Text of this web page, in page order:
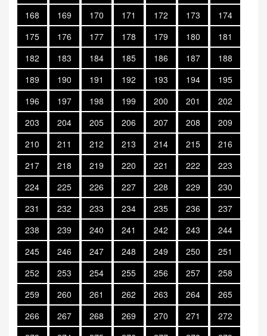
168
169 170 171 172 173
174
175
176 177 178 179 180
181
182
183 184 185 186 187
188
189
190 191 192 193 194
195
196
197 198 199 200 201
202
203
204 205 206 207 208
209
210
211 212 213 214 215
216
217
218 219 220 221 222
223
224
225 226 227 228 229
230
231
232 233 234 235 236
237
238
239 240 241 242 243
244
245
246 247 248 249 250
251
252
253 254 255 256 257
258
259
260 261 262 263 264
265
266
267 268 269 270 271
272